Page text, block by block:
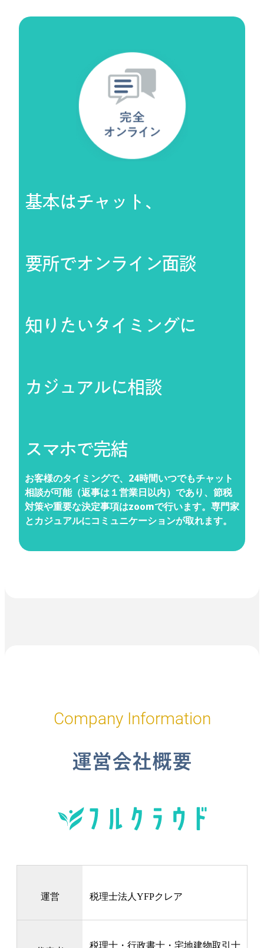
基本はチャット、
要所でオンライン面談
知りたいタイミングに
カジュアルに相談
スマホで完結
お客様のタイミングで、24時間いつでもチャット
相談が可能（返事は１営業日以内）であり、節税
対策や重要な決定事項はzoomで行います。専門家
とカジュアルにコミュニケーションが取れます。
Company Information
運営会社概要
運営 税理士法人YFPクレア
税理士・行政書士・宅地建物取引士